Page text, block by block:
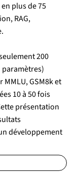
plus de 75
RAG,
200
MMLU, GSM8k et
10 à 50 fois
présentation
développement